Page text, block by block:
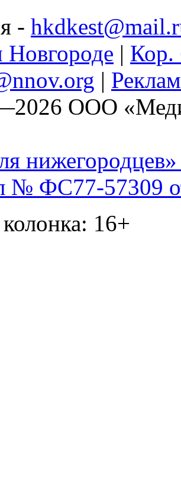
-
| Кор.
|
ООО
нижегородцев»
ФС77-57309
16+